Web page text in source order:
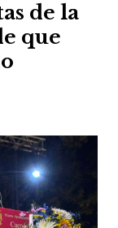
de la
que